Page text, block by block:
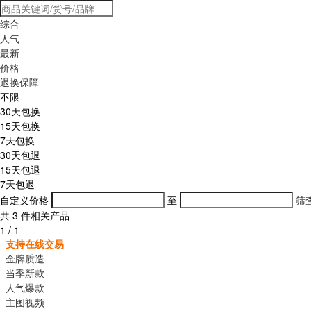
综合
人气
最新
价格
退换保障
不限
30天包换
15天包换
7天包换
30天包退
15天包退
7天包退
自定义价格
至
筛
共 3 件相关产品
1 / 1
支持在线交易
金牌质造
当季新款
人气爆款
主图视频